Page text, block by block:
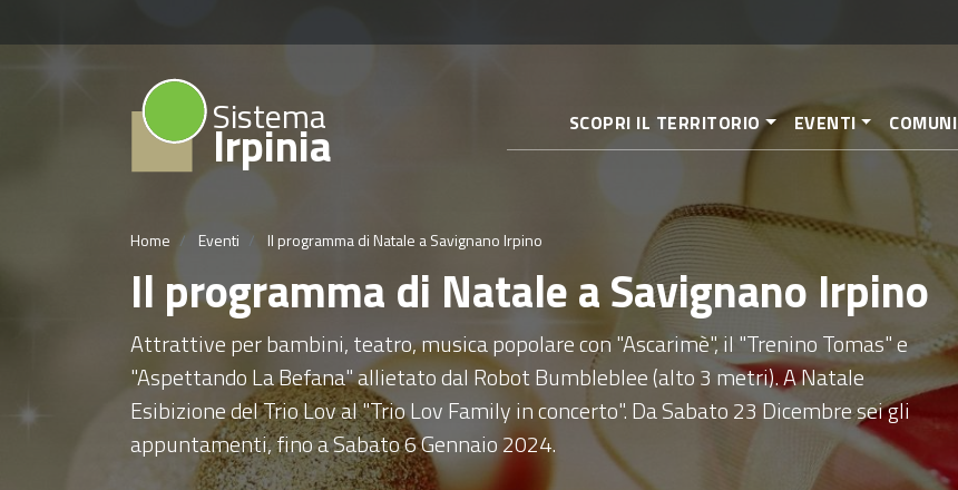
al
Sistema
Irpinia SCOPRI IL TERRITORIO EVENTI COMUNI
Home Eventi Il programma di Natale a Savignano Irpino
Il programma di Natale a Savignano Irpino
Attrattive per bambini, teatro, musica popolare con "Ascarimè", il "Trenino Tomas" e
"Aspettando La Befana" allietato dal Robot Bumbleblee (alto 3 metri). A Natale
Esibizione del Trio Lov al "Trio Lov Family in concerto". Da Sabato 23 Dicembre sei gli
appuntamenti, fino a Sabato 6 Gennaio 2024.